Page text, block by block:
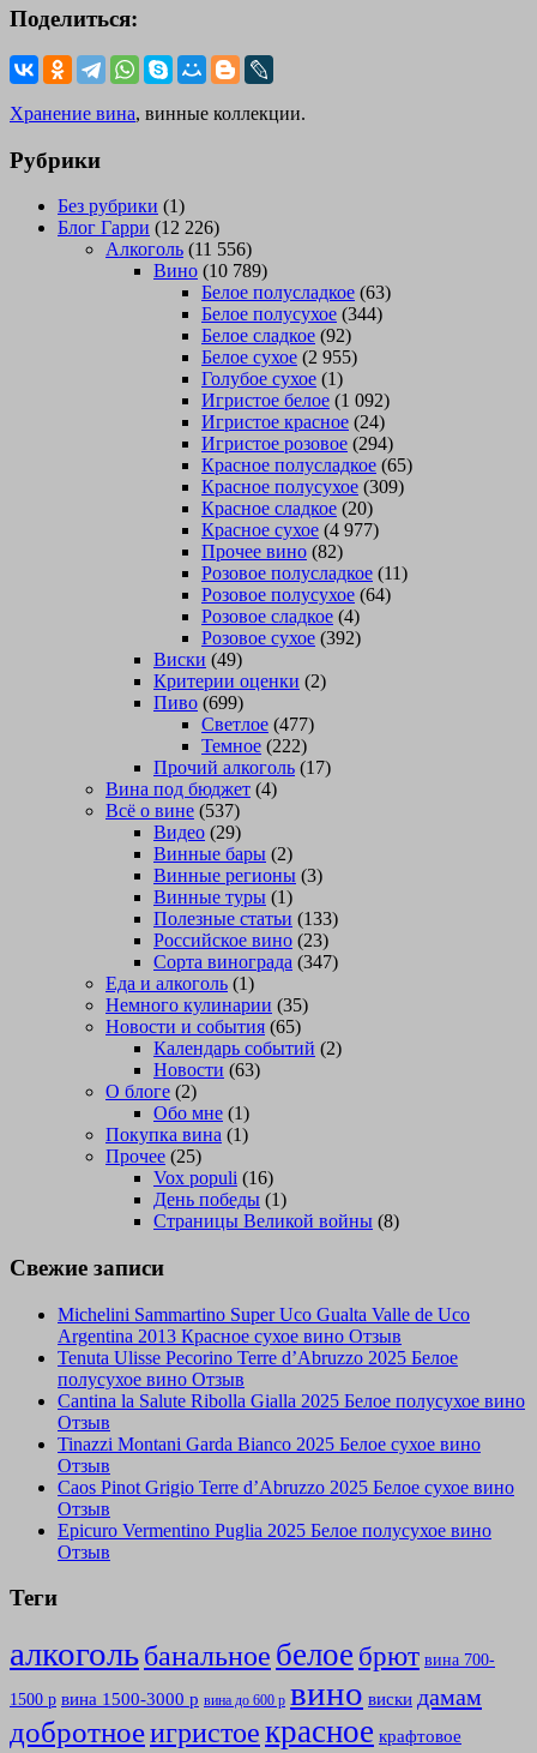
Поделиться:
Хранение вина, винные коллекции.
Рубрики
Без рубрики (1)
Блог Гарри (12 226)
Алкоголь (11 556)
Вино (10 789)
Белое полусладкое (63)
Белое полусухое (344)
Белое сладкое (92)
Белое сухое (2 955)
Голубое сухое (1)
Игристое белое (1 092)
Игристое красное (24)
Игристое розовое (294)
Красное полусладкое (65)
Красное полусухое (309)
Красное сладкое (20)
Красное сухое (4 977)
Прочее вино (82)
Розовое полусладкое (11)
Розовое полусухое (64)
Розовое сладкое (4)
Розовое сухое (392)
Виски (49)
Критерии оценки (2)
Пиво (699)
Светлое (477)
Темное (222)
Прочий алкоголь (17)
Вина под бюджет (4)
Всё о вине (537)
Видео (29)
Винные бары (2)
Винные регионы (3)
Винные туры (1)
Полезные статьи (133)
Российское вино (23)
Сорта винограда (347)
Еда и алкоголь (1)
Немного кулинарии (35)
Новости и события (65)
Календарь событий (2)
Новости (63)
О блоге (2)
Обо мне (1)
Покупка вина (1)
Прочее (25)
Vox populi (16)
День победы (1)
Страницы Великой войны (8)
Свежие записи
Michelini Sammartino Super Uco Gualta Valle de Uco
Argentina 2013 Красное сухое вино Отзыв
Tenuta Ulisse Pecorino Terre d’Abruzzo 2025 Белое
полусухое вино Отзыв
Cantina la Salute Ribolla Gialla 2025 Белое полусухое вино
Отзыв
Tinazzi Montani Garda Bianco 2025 Белое сухое вино
Отзыв
Caos Pinot Grigio Terre d’Abruzzo 2025 Белое сухое вино
Отзыв
Epicuro Vermentino Puglia 2025 Белое полусухое вино
Отзыв
Теги
алкогольбанальное белое брют вина 700-
1500 р вина 1500-3000 р вина до 600 р вино виски дамам
добротноеигристоекрасное крафтовое